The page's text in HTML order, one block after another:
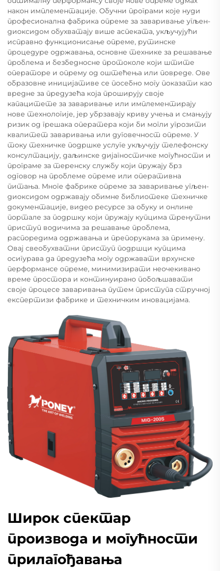
након имплементације. Обучни програми које нуди
професионална фабрика опреме за заваривање угљен-
диоксидом обухватају више аспеката, укључујући
исправно функционисање опреме, рутинске
процедуре одржавања, основне технике за решавање
проблема и безбедносне протоколе који штите
операторе и опрему од оштећења или повреде. Ове
образовне иницијативе се посебно могу показати као
вредне за предузећа која проширују своје
капацитете за заваривање или имплементирају
нове технологије, јер убрзавају криву учења и смањују
ризик од грешака оператера који би могли угрозити
квалитет заваривања или дуговечност опреме. У
току техничке подршке услуге укључују телефонску
консултацију, даљинске дијагностичке могућности и
програме за теренску службу који пружају брз
одговор на проблеме опреме или оперативна
питања. Многе фабрике опреме за заваривање угљен-
диоксидом одржавају обимне библиотеке техничке
документације, видео ресурсе за обуку и онлине
портале за подршку који пружају купцима тренутни
приступ водичима за решавање проблема,
распоредима одржавања и препорукама за примену.
Овај свеобухватни приступ подршци купцима
осигурава да предузећа могу одржавати врхунске
перформансе опреме, минимизирати неочекивано
време простора и континуирано побољшавати
своје процесе заваривања путем приступа стручној
експертизи фабрике и техничким иновацијама.
Широк спектар
производа и могућности
прилагођавања